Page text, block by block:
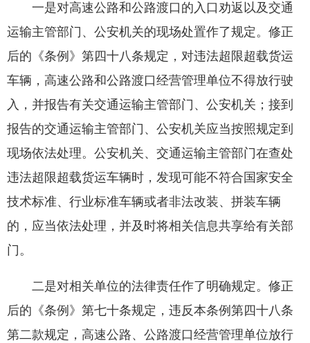
一是对高速公路和公路渡口的入口劝返以及交通
运输主管部门、公安机关的现场处置作了规定。修正
后的《条例》第四十八条规定，对违法超限超载货运
车辆，高速公路和公路渡口经营管理单位不得放行驶
入，并报告有关交通运输主管部门、公安机关；接到
报告的交通运输主管部门、公安机关应当按照规定到
现场依法处理。公安机关、交通运输主管部门在查处
违法超限超载货运车辆时，发现可能不符合国家安全
技术标准、行业标准车辆或者非法改装、拼装车辆
的，应当依法处理，并及时将相关信息共享给有关部
门。
二是对相关单位的法律责任作了明确规定。修正
后的《条例》第七十条规定，违反本条例第四十八条
第二款规定，高速公路、公路渡口经营管理单位放行